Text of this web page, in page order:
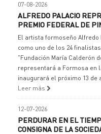
07-08-2026
ALFREDO PALACIO
PREMIO FEDERAL DE
El artista formoseño Alfredo
como uno de los 24
"Fundación María Calderón
representará a Formosa en
inaugurará el próximo 13 de
Leer más
12-07-2026
PERDURAR EN EL
CONSIGNA DE LA